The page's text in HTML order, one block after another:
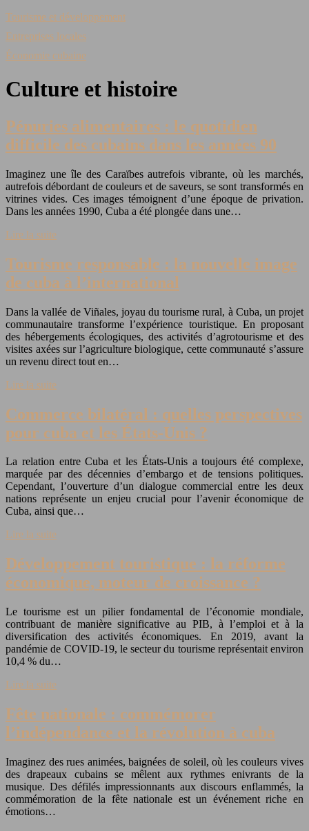
Tourisme et développement
Entreprises locales
Économie cubaine
Culture et histoire
Pénuries alimentaires : le quotidien
difficile des cubains dans les années 90
Imaginez une île des Caraïbes autrefois vibrante, où les marchés,
autrefois débordant de couleurs et de saveurs, se sont transformés en
vitrines vides. Ces images témoignent d’une époque de privation.
Dans les années 1990, Cuba a été plongée dans une…
Lire la suite
Tourisme responsable : la nouvelle image
de cuba à l’international
Dans la vallée de Viñales, joyau du tourisme rural, à Cuba, un projet
communautaire transforme l’expérience touristique. En proposant
des hébergements écologiques, des activités d’agrotourisme et des
visites axées sur l’agriculture biologique, cette communauté s’assure
un revenu direct tout en…
Lire la suite
Commerce bilatéral : quelles perspectives
pour cuba et les États-Unis ?
La relation entre Cuba et les États-Unis a toujours été complexe,
marquée par des décennies d’embargo et de tensions politiques.
Cependant, l’ouverture d’un dialogue commercial entre les deux
nations représente un enjeu crucial pour l’avenir économique de
Cuba, ainsi que…
Lire la suite
Développement touristique : la réforme
économique, moteur de croissance ?
Le tourisme est un pilier fondamental de l’économie mondiale,
contribuant de manière significative au PIB, à l’emploi et à la
diversification des activités économiques. En 2019, avant la
pandémie de COVID-19, le secteur du tourisme représentait environ
10,4 % du…
Lire la suite
Fête nationale : commémorer
l’indépendance et la révolution à cuba
Imaginez des rues animées, baignées de soleil, où les couleurs vives
des drapeaux cubains se mêlent aux rythmes enivrants de la
musique. Des défilés impressionnants aux discours enflammés, la
commémoration de la fête nationale est un événement riche en
émotions…